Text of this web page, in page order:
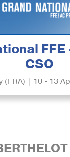
FFE
CSO
(FRA) | 10 - 13